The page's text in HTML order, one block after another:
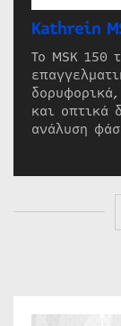
Kathrein
Το MSK 150
και οπτικά
ανάλυση